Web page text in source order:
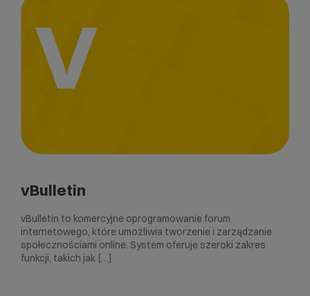
V
vBulletin
vBulletin to komercyjne oprogramowanie forum
internetowego, które umożliwia tworzenie i zarządzanie
społecznościami online. System oferuje szeroki zakres
funkcji, takich jak […]